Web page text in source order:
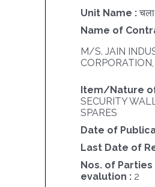
Unit Name :
Name of
M/S. JAIN
Item/Nature
SECURITY
SPARES
Date of
Last Date of
Nos. of
evalution : 2